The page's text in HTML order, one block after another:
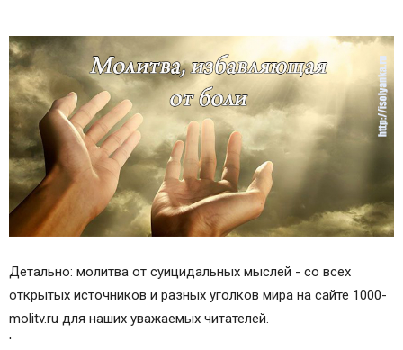
Детально: молитва от суицидальных мыслей - со всех
открытых источников и разных уголков мира на сайте 1000-
molitv.ru для наших уважаемых читателей.
'